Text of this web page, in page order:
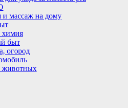
и массаж на дому
химия
быт
огород
животных